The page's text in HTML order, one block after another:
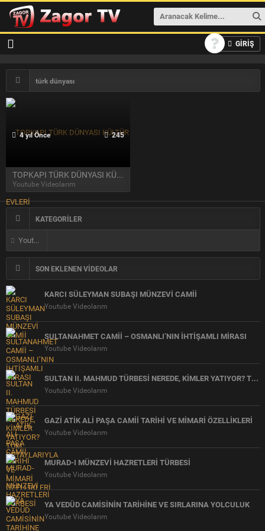
GİRİŞ
türk dünyası
4 yıl Önce 245
TOPKAPI TÜRK DÜNYASI KÜLTÜR EVLERİ
Youtube Videolarım
KATEGORİLER
Youtube Videolarım
SON EKLENEN VİDEOLAR
KARCI SÜLEYMAN SUBAŞI MÜNZEVİ CAMİİ
Youtube Videolarım
SULTANAHMET CAMİİ – OSMANLI’NIN İHTİŞAMLI MİRASI
Youtube Videolarım
SULTAN II. MAHMUD TÜRBESİ NEREDE, KİMLER YATIYOR? TÜM DETAYLARIYLA
Youtube Videolarım
GAZİ ATİK ALİ PAŞA CAMİİ TARİHİ VE MİMARİ ÖZELLİKLERİ
Youtube Videolarım
MURAD-I MÜNZEVİ HAZRETLERİ TÜRBESİ
Youtube Videolarım
YA VEDÜD CAMİSİNİN TARİHİNE VE SIRLARINA YOLCULUK
Youtube Videolarım